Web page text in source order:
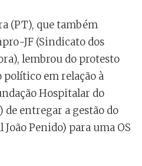
(PT), que também
JF (Sindicato dos
lembrou do protesto
em relação à
Hospitalar do
de entregar a gestão do
Penido) para uma OS